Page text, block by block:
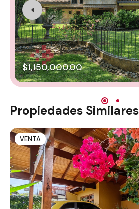
$1,150,000.00
Propiedades Similares
VENTA